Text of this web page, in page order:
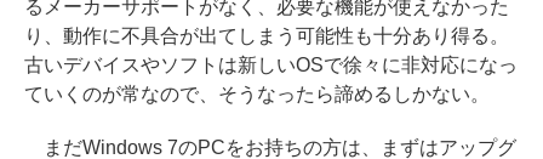
るメーカーサポートがなく、必要な機能が使えなかった
り、動作に不具合が出てしまう可能性も十分あり得る。
古いデバイスやソフトは新しいOSで徐々に非対応になっ
ていくのが常なので、そうなったら諦めるしかない。
まだWindows 7のPCをお持ちの方は、まずはアップグ